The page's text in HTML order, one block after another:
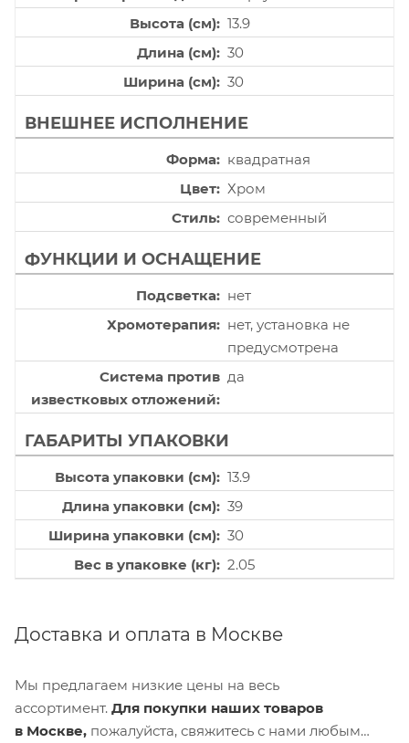
Высота (см)
13.9
Длина (см)
30
Ширина (см)
30
ВНЕШНЕЕ ИСПОЛНЕНИЕ
Форма
квадратная
Цвет
Хром
Стиль
современный
ФУНКЦИИ И ОСНАЩЕНИЕ
Подсветка
нет
Хромотерапия
нет, установка не
предусмотрена
Система против
известковых отложений
да
ГАБАРИТЫ УПАКОВКИ
Высота упаковки (см)
13.9
Длина упаковки (см)
39
Ширина упаковки (см)
30
Вес в упаковке (кг)
2.05
Доставка и оплата в Москве
Мы предлагаем низкие цены на весь
ассортимент. Для покупки наших товаров
в Москве, пожалуйста, свяжитесь с нами любым